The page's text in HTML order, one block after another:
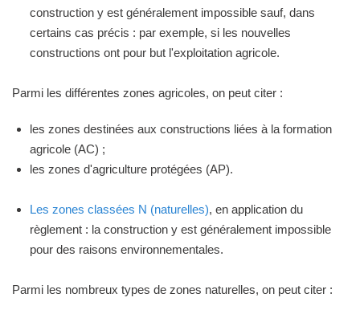
construction y est généralement impossible sauf, dans
certains cas précis : par exemple, si les nouvelles
constructions ont pour but l'exploitation agricole.
Parmi les différentes zones agricoles, on peut citer :
les zones destinées aux constructions liées à la formation
agricole (AC) ;
les zones d'agriculture protégées (AP).
Les zones classées N (naturelles), en application du
règlement : la construction y est généralement impossible
pour des raisons environnementales.
Parmi les nombreux types de zones naturelles, on peut citer :